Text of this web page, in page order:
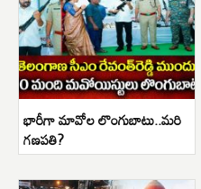
భారీగా మావోల లొంగుబాటు..మరి
గణపతి?